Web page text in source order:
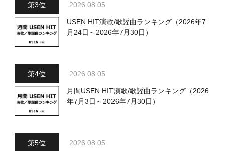
2026.08.05
USEN HIT演歌/歌謡曲ランキング（2026年7
月24日～2026年7月30日）
2026.08.05
月間USEN HIT演歌/歌謡曲ランキング（2026
年7月3日～2026年7月30日）
2026.08.05